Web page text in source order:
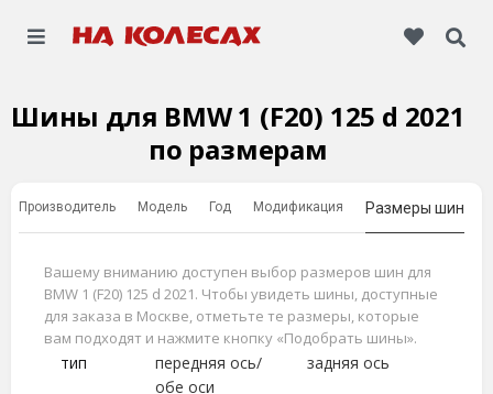
Шины для BMW 1 (F20) 125 d 2021
по размерам
Производитель Модель Год Модификация Размеры шин
Вашему вниманию доступен выбор размеров шин для
BMW 1 (F20) 125 d 2021. Чтобы увидеть шины, доступные
для заказа в Москве, отметьте те размеры, которые
вам подходят и нажмите кнопку «Подобрать шины».
тип
передняя ось/
обе оси
задняя ось